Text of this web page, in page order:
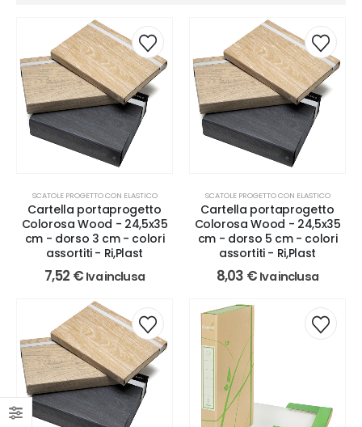
SCATOLE PROGETTO CON ELASTICO
Cartella portaprogetto
Colorosa Wood - 24,5x35
cm - dorso 3 cm - colori
assortiti - Ri,Plast
7,52 € Iva inclusa
SCATOLE PROGETTO CON ELASTICO
Cartella portaprogetto
Colorosa Wood - 24,5x35
cm - dorso 5 cm - colori
assortiti - Ri,Plast
8,03 € Iva inclusa